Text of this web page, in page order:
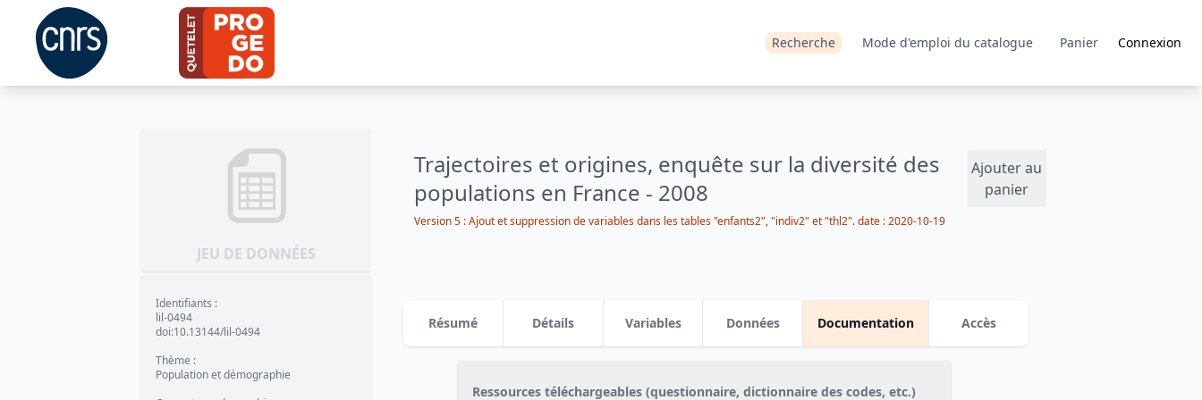
Recherche Mode d'emploi du catalogue Panier Connexion
JEU DE DONNÉES
Trajectoires et origines, enquête sur la diversité des
populations en France - 2008
Ajouter au
panier
Version 5 : Ajout et suppression de variables dans les tables "enfants2", "indiv2" et "thl2".date :2020-10-19
Identifiants :
lil-0494
doi:10.13144/lil-0494
Thème :
Population et démographie
Résumé Détails Variables Données Documentation Accès
Ressources téléchargeables (questionnaire, dictionnaire des codes, etc.)